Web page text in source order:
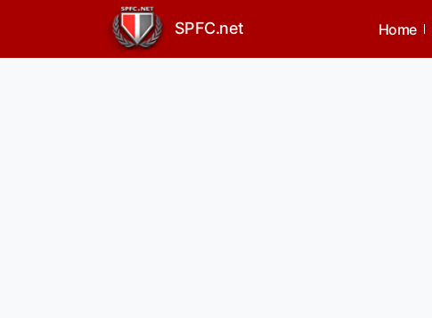
SPFC.net Home